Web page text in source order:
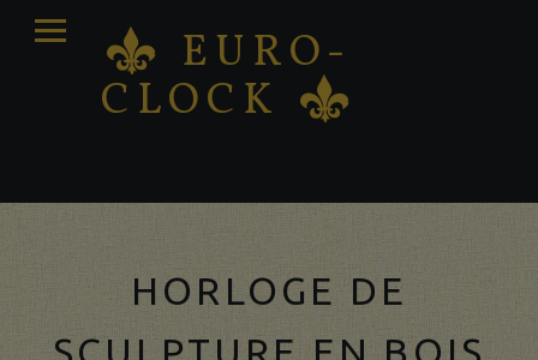
K EURO-
CLOCK K
PRIMARY
MENU
HORLOGE DE